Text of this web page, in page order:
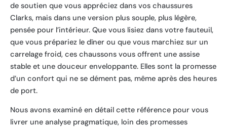
de soutien que vous appréciez dans vos chaussures
Clarks, mais dans une version plus souple, plus légère,
pensée pour l’intérieur. Que vous lisiez dans votre fauteuil,
que vous prépariez le dîner ou que vous marchiez sur un
carrelage froid, ces chaussons vous offrent une assise
stable et une douceur enveloppante. Elles sont la promesse
d’un confort qui ne se dément pas, même après des heures
de port.
Nous avons examiné en détail cette référence pour vous
livrer une analyse pragmatique, loin des promesses